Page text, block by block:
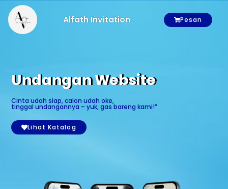
Alfath Invitation Pesan
Undangan Website
Cinta udah siap, calon udah oke,
tinggal undangannya – yuk, gas bareng kami!”
Lihat Katalog